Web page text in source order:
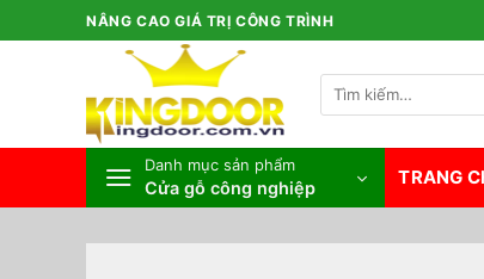
qua
NÂNG CAO GIÁ TRỊ CÔNG TRÌNH
Tìm
kiếm:
Danh mục sản phẩm
Cửa gỗ công nghiệp TRANG